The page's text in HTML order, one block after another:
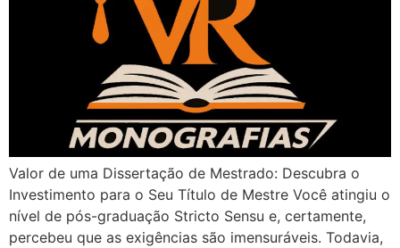
Valor de uma Dissertação de Mestrado: Descubra o
Investimento para o Seu Título de Mestre Você atingiu o
nível de pós-graduação Stricto Sensu e, certamente,
percebeu que as exigências são imensuráveis. Todavia,